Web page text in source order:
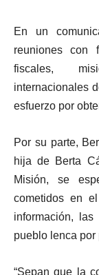
En un
reuniones con
fiscales,
internacionales
esfuerzo por
Por su parte,
hija de Berta
Misión, se
cometidos en
información,
pueblo lenca
“Sepan que la